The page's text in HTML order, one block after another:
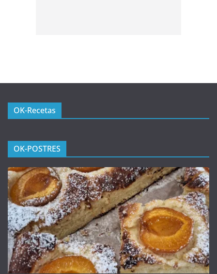
OK-Recetas
OK-POSTRES